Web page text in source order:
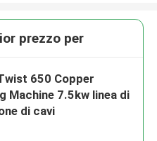
prezzo per
650 Copper
Machine 7.5kw linea di
di cavi